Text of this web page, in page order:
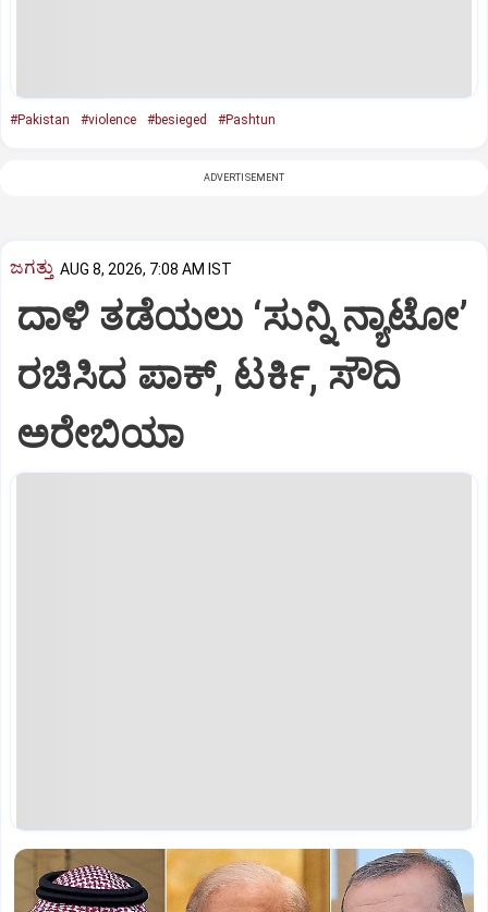
#Pakistan #violence #besieged #Pashtun
ADVERTISEMENT
ಜಗತ್ತು AUG 8, 2026, 7:08 AM IST
ದಾಳಿ ತಡೆಯಲು ‘ಸುನ್ನಿ ನ್ಯಾಟೋ’
ರಚಿಸಿದ ಪಾಕ್‌, ಟರ್ಕಿ, ಸೌದಿ
ಅರೇಬಿಯಾ